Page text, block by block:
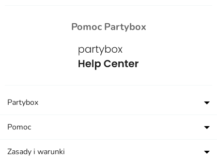
Pomoc Partybox
Partybox
Pomoc
Zasady i warunki